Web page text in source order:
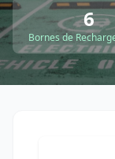
6
Bornes de